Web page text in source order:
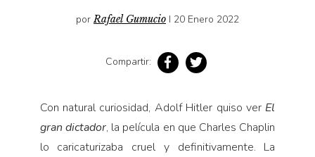
Voces y lecturas
porRafael Gumucio I 20 Enero 2022
Compartir:
Con natural curiosidad, Adolf Hitler quiso ver El
gran dictador, la película en que Charles Chaplin
lo caricaturizaba cruel y definitiva­mente. La